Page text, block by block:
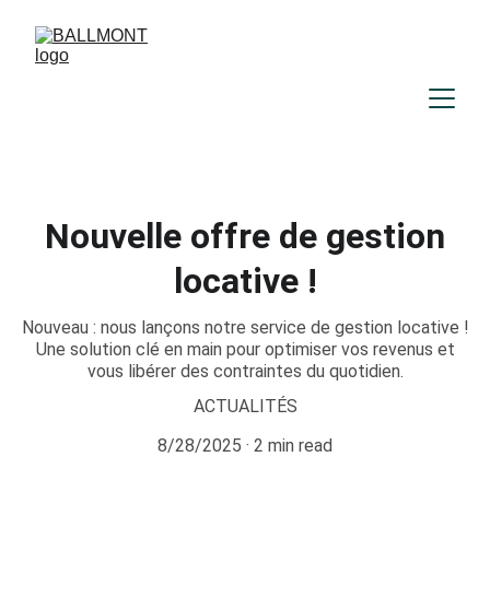
Nouvelle offre de gestion
locative !
Nouveau : nous lançons notre service de gestion locative !
Une solution clé en main pour optimiser vos revenus et
vous libérer des contraintes du quotidien.
ACTUALITÉS
8/28/2025
2 min read